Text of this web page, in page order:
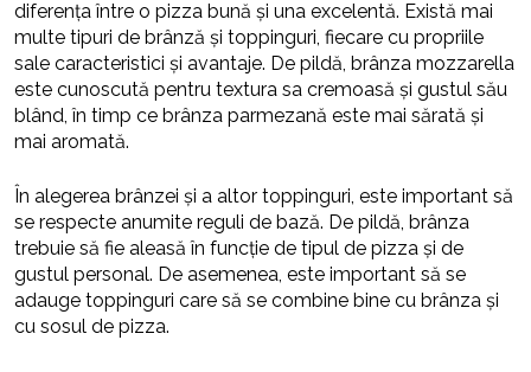
diferența între o pizza bună și una excelentă. Există mai
multe tipuri de brânză și toppinguri, fiecare cu propriile
sale caracteristici și avantaje. De pildă, brânza mozzarella
este cunoscută pentru textura sa cremoasă și gustul său
blând, în timp ce brânza parmezană este mai sărată și
mai aromată.
În alegerea brânzei și a altor toppinguri, este important să
se respecte anumite reguli de bază. De pildă, brânza
trebuie să fie aleasă în funcție de tipul de pizza și de
gustul personal. De asemenea, este important să se
adauge toppinguri care să se combine bine cu brânza și
cu sosul de pizza.